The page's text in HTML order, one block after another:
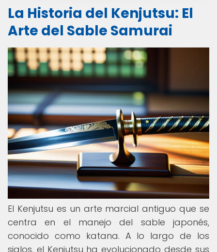
La Historia del Kenjutsu: El
Arte del Sable Samurai
El Kenjutsu es un arte marcial antiguo que se
centra en el manejo del sable japonés,
conocido como katana. A lo largo de los
siglos, el Kenjutsu ha evolucionado desde sus